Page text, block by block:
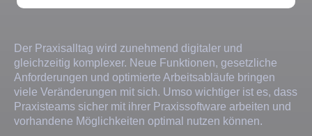
Der Praxisalltag wird zunehmend digitaler und
gleichzeitig komplexer. Neue Funktionen, gesetzliche
Anforderungen und optimierte Arbeitsabläufe bringen
viele Veränderungen mit sich. Umso wichtiger ist es, dass
Praxisteams sicher mit ihrer Praxissoftware arbeiten und
vorhandene Möglichkeiten optimal nutzen können.